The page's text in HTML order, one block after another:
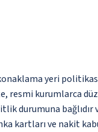
yeri
resmi kurumlarca
durumuna
kartları ve nakit